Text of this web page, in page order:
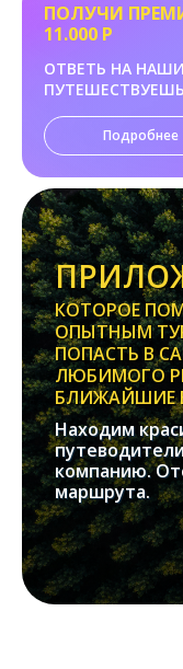
ПОЛУЧИ
11.000 Р
ОТВЕТЬ НА
Подробнее
КОТОРОЕ
ОПЫТНЫМ
ПОПАСТЬ В
ЛЮБИМОГО
БЛИЖАЙШИЕ
Находим
компанию.
маршрута.